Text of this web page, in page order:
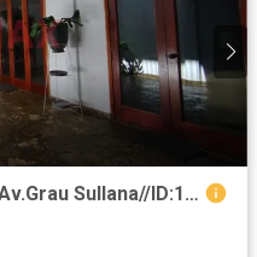
Venta De Casa Moderna En Av.Grau Sullana//ID:1157374